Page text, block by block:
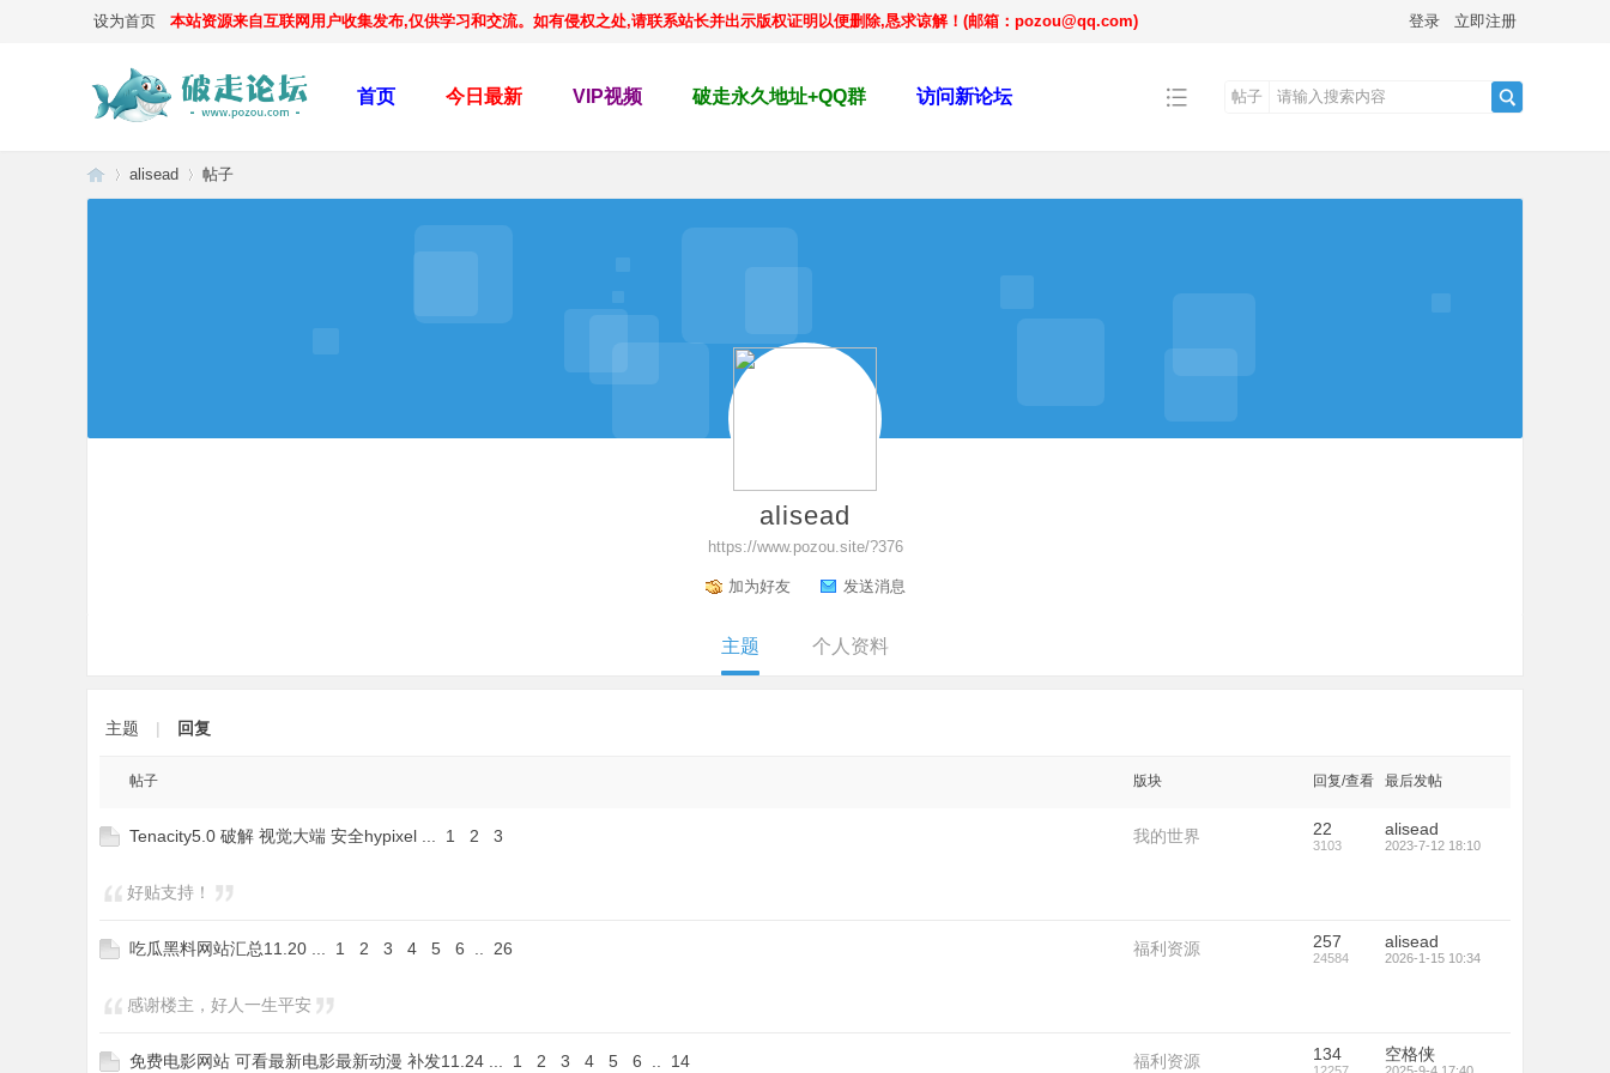
设为首页 本站资源来自互联网用户收集发布,仅供学习和交流。如有侵权之处,请联系站长并出示版权证明以便删除,恳求谅解！(邮箱：pozou@qq.com) 登录 立即注册
首页 今日最新 VIP视频 破走永久地址+QQ群 访问新论坛
帖子
alisead 帖子
alisead
https://www.pozou.site/?376
加为好友 发送消息
主题 个人资料
主题 | 回复
帖子 版块 回复/查看 最后发帖
Tenacity5.0 破解 视觉大端 安全hypixel 1 2 3 我的世界 22
3103
alisead
2023-7-12 18:10
好贴支持！
吃瓜黑料网站汇总11.20 1 2 3 4 5 6 26 福利资源 257
24584
alisead
2026-1-15 10:34
感谢楼主，好人一生平安
免费电影网站 可看最新电影最新动漫 补发11.24 1 2 3 4 5 6 14 福利资源 134 空格侠